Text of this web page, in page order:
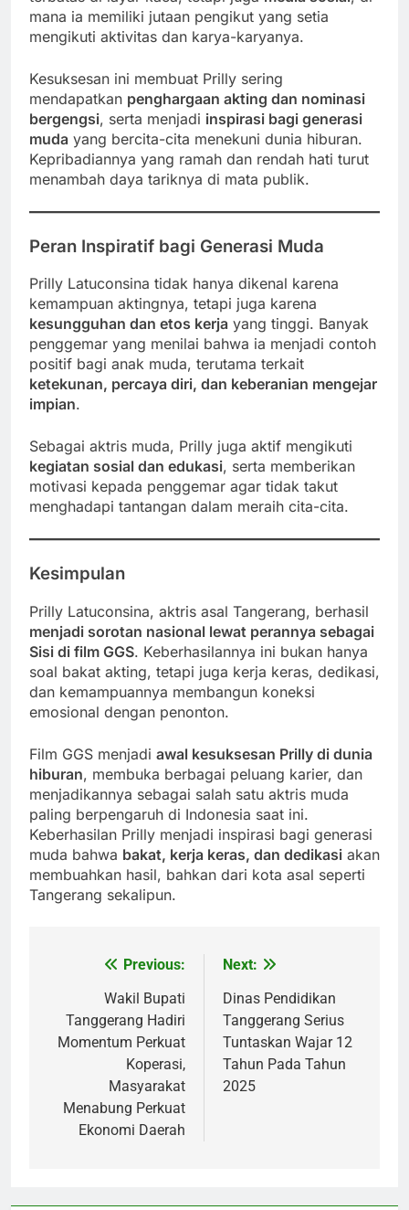
mana ia memiliki jutaan pengikut yang setia
mengikuti aktivitas dan karya-karyanya.
Kesuksesan ini membuat Prilly sering
mendapatkan penghargaan akting dan nominasi
bergengsi, serta menjadi inspirasi bagi generasi
muda yang bercita-cita menekuni dunia hiburan.
Kepribadiannya yang ramah dan rendah hati turut
menambah daya tariknya di mata publik.
Peran Inspiratif bagi Generasi Muda
Prilly Latuconsina tidak hanya dikenal karena
kemampuan aktingnya, tetapi juga karena
kesungguhan dan etos kerja yang tinggi. Banyak
penggemar yang menilai bahwa ia menjadi contoh
positif bagi anak muda, terutama terkait
ketekunan, percaya diri, dan keberanian mengejar
impian.
Sebagai aktris muda, Prilly juga aktif mengikuti
kegiatan sosial dan edukasi, serta memberikan
motivasi kepada penggemar agar tidak takut
menghadapi tantangan dalam meraih cita-cita.
Kesimpulan
Prilly Latuconsina, aktris asal Tangerang, berhasil
menjadi sorotan nasional lewat perannya sebagai
Sisi di film GGS. Keberhasilannya ini bukan hanya
soal bakat akting, tetapi juga kerja keras, dedikasi,
dan kemampuannya membangun koneksi
emosional dengan penonton.
Film GGS menjadi awal kesuksesan Prilly di dunia
hiburan, membuka berbagai peluang karier, dan
menjadikannya sebagai salah satu aktris muda
paling berpengaruh di Indonesia saat ini.
Keberhasilan Prilly menjadi inspirasi bagi generasi
muda bahwa bakat, kerja keras, dan dedikasi akan
membuahkan hasil, bahkan dari kota asal seperti
Tangerang sekalipun.
navigation
Previous:
Wakil Bupati
Tanggerang Hadiri
Momentum Perkuat
Koperasi,
Masyarakat
Menabung Perkuat
Ekonomi Daerah
Next:
Dinas Pendidikan
Tanggerang Serius
Tuntaskan Wajar 12
Tahun Pada Tahun
2025